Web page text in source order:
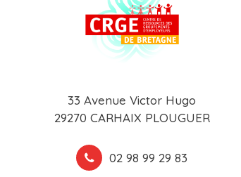
33 Avenue Victor Hugo
29270 CARHAIX PLOUGUER
02 98 99 29 83